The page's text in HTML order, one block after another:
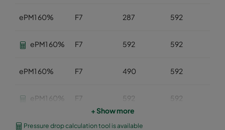
ePM1 60% F7 287 592
ePM1 60% F7 592 592
ePM1 60% F7 490 592
ePM1 60% F7 592 592
ePM1 60% F7 490
+ Show more
Pressure drop calculation tool is available